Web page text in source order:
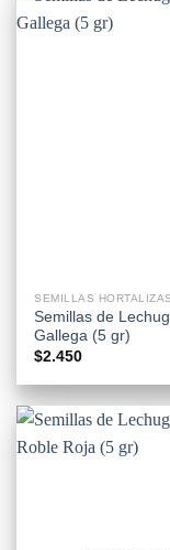
Semillas de
Gallega (5 gr)
$2.450